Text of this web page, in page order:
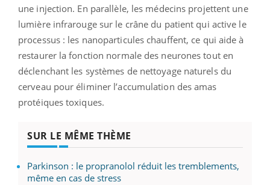
une injection. En parallèle, les médecins projettent une
lumière infrarouge sur le crâne du patient qui active le
processus : les nanoparticules chauffent, ce qui aide à
restaurer la fonction normale des neurones tout en
déclenchant les systèmes de nettoyage naturels du
cerveau pour éliminer l’accumulation des amas
protéiques toxiques.
SUR LE MÊME THÈME
Parkinson : le propranolol réduit les tremblements,
même en cas de stress